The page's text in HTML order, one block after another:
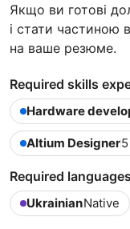
Якщо ви готові
і стати частиною
на ваше резюме.
Required skills
Hardware
Altium Designer
Required languages
UkrainianNative